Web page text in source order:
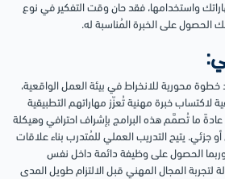
واستخدامها، فقد حان وقت التفكير في نوع
الحصول على الخبرة المُناسبة له.
خطوة محورية للانخراط في بيئة العمل الواقعية،
لاكتساب خبرة مهنية تُعزّز مهاراتهم التطبيقية
ما تُصمَّم هذه البرامج بإشراف احترافي وهيكلة
جزئي. يتيح التدريب العملي للمُتدرب بناء علاقات
وربما الحصول على وظيفة دائمة داخل نفس
المجال المهني قبل الالتزام طويل المدى